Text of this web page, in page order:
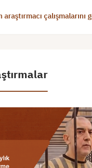
araştırmacı